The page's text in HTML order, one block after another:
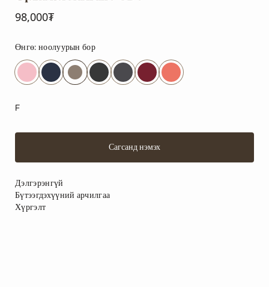
98,000₮
Өнгө: ноолуурын бор
F
Сагсанд нэмэх
Дэлгэрэнгүй
Бүтээгдэхүүний арчилгаа
Хүргэлт